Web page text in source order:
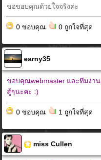
ขอขอบคุณด้วยใจจริงค่ะ
0 ขอบคุณ 0 ถูกใจที่สุด
earny35
ขอบคุณwebmaster และทีมงาน
สู้ๆนะคะ :)
0 ขอบคุณ 1 ถูกใจที่สุด
miss Cullen